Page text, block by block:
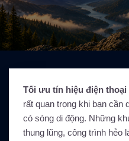
Tối ưu tín hiệu điện
rất quan trọng khi bạn cần
có sóng di động. Những
thung lũng, công trình hẻo